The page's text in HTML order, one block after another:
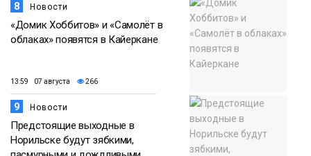
8 Новости
«Домик Хоббитов» и «Самолёт в
облаках» появятся в Кайеркане
13:59 07 августа 266
9 Новости
Предстоящие выходные в
Норильске будут зябкими,